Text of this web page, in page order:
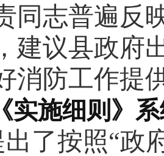
同志普遍反
建议县政府
消防工作提
实施细则》
了按照“政